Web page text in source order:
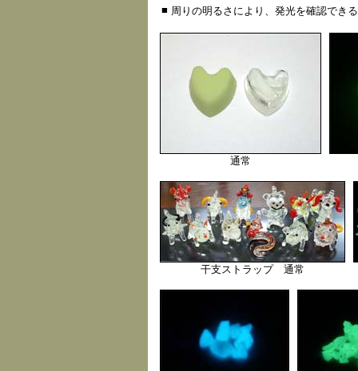
■ 周りの明るさにより、発光を確認でき
通常
干支ストラップ 通常